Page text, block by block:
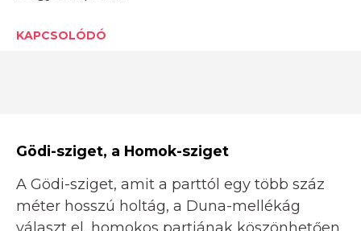
KAPCSOLÓDÓ
Gödi-sziget, a Homok-sziget
A Gödi-sziget, amit a parttól egy több száz
méter hosszú holtág, a Duna-mellékág